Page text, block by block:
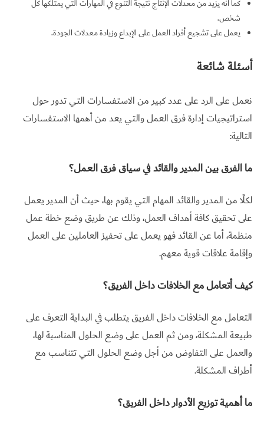
كما أنه يزيد من معدلات الإنتاج نتيجة التنوع في المهارات التي يمتلكها كل
شخص.
يعمل على تشجيع أفراد العمل على الإبداع وزيادة معدلات الجودة.
أسئلة شائعة
نعمل على الرد على عدد كبير من الاستفسارات التي تدور حول
استراتيجيات إدارة فرق العمل والتي يعد من أهمها الاستفسارات
التالية:
ما الفرق بين المدير والقائد في سياق فرق العمل؟
لكلًا من المدير والقائد المهام التي يقوم بها، حيث أن المدير يعمل
على تحقيق كافة أهداف العمل، وذلك عن طريق وضع خطة عمل
منظمة، أما عن القائد فهو يعمل على تحفيز العاملين على العمل
وإقامة علاقات قوية معهم.
كيف أتعامل مع الخلافات داخل الفريق؟
التعامل مع الخلافات داخل الفريق يتطلب في البداية التعرف على
طبيعة المشكلة، ومن ثم العمل على وضع الحلول المناسبة لها،
والعمل على التفاوض من أجل وضع الحلول التي تتناسب مع
أطراف المشكلة.
ما أهمية توزيع الأدوار داخل الفريق؟